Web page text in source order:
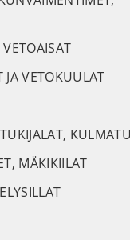
JA VETOKUULAT
MÄKIKIILAT